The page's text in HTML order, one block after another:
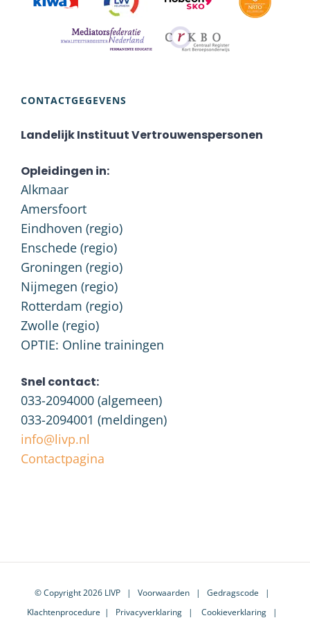
CONTACTGEGEVENS
Landelijk Instituut Vertrouwenspersonen
Opleidingen in:
Alkmaar
Amersfoort
Eindhoven (regio)
Enschede (regio)
Groningen (regio)
Nijmegen (regio)
Rotterdam (regio)
Zwolle (regio)
OPTIE: Online trainingen
Snel contact:
033-2094000 (algemeen)
033-2094001 (meldingen)
info@livp.nl
Contactpagina
© Copyright 2026 LIVP | Voorwaarden| Gedragscode |
Klachtenprocedure | Privacyverklaring| Cookieverklaring|